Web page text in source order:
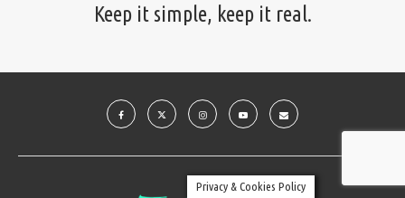
Keep it simple, keep it real.
Privacy & Cookies Policy